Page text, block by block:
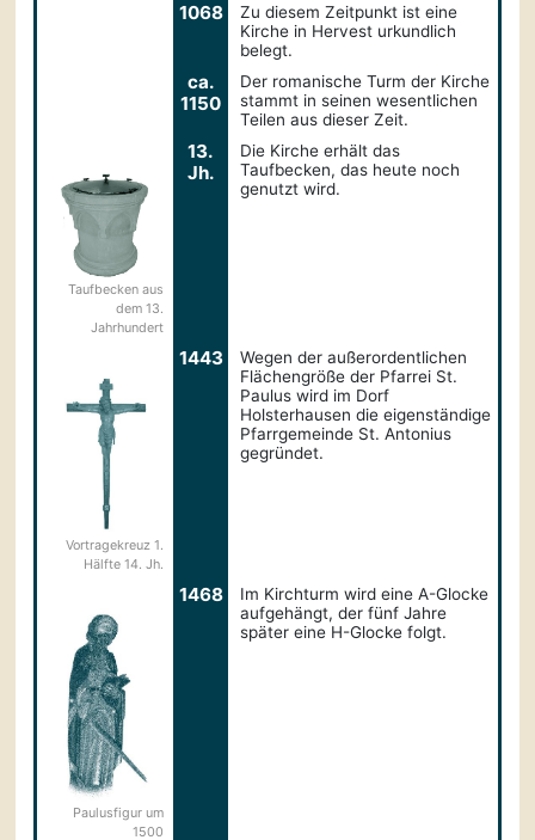
1068
Zu diesem Zeitpunkt ist eine
Kirche in Hervest urkundlich
belegt.
ca.
1150
Der romanische Turm der Kirche
stammt in seinen wesentlichen
Teilen aus dieser Zeit.
Taufbecken aus
dem 13.
Jahrhundert
13.
Jh.
Die Kirche erhält das
Taufbecken, das heute noch
genutzt wird.
Vortragekreuz 1.
Hälfte 14. Jh.
1443
Wegen der außerordentlichen
Flächengröße der Pfarrei St.
Paulus wird im Dorf
Holsterhausen die eigenständige
Pfarrgemeinde St. Antonius
gegründet.
Paulusfigur um
1500
1468
Im Kirchturm wird eine A-Glocke
aufgehängt, der fünf Jahre
später eine H-Glocke folgt.